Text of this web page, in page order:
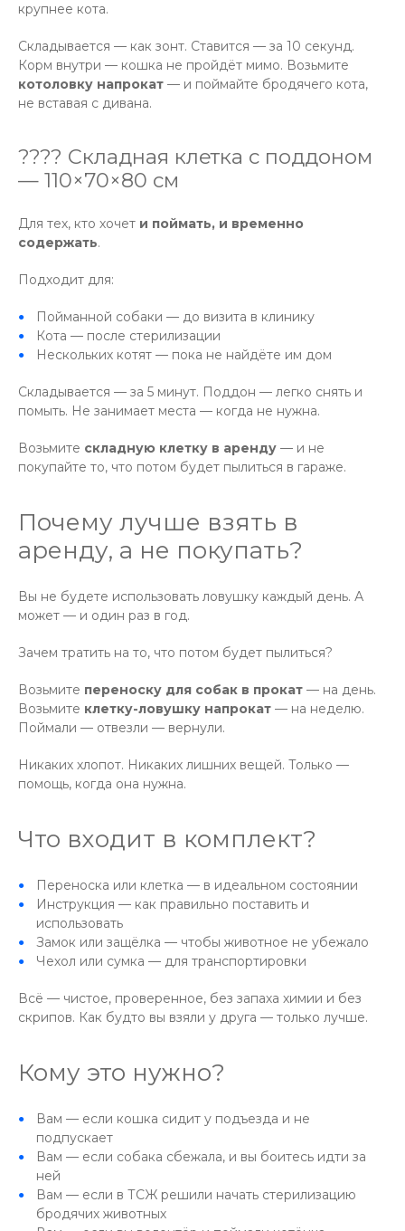
крупнее кота.
Складывается — как зонт. Ставится — за 10 секунд.
Корм внутри — кошка не пройдёт мимо. Возьмите
котоловку напрокат — и поймайте бродячего кота,
не вставая с дивана.
???? Складная клетка с поддоном
— 110×70×80 см
Для тех, кто хочет и поймать, и временно
содержать.
Подходит для:
Пойманной собаки — до визита в клинику
Кота — после стерилизации
Нескольких котят — пока не найдёте им дом
Складывается — за 5 минут. Поддон — легко снять и
помыть. Не занимает места — когда не нужна.
Возьмите складную клетку в аренду — и не
покупайте то, что потом будет пылиться в гараже.
Почему лучше взять в
аренду, а не покупать?
Вы не будете использовать ловушку каждый день. А
может — и один раз в год.
Зачем тратить на то, что потом будет пылиться?
Возьмите переноску для собак в прокат — на день.
Возьмите клетку-ловушку напрокат — на неделю.
Поймали — отвезли — вернули.
Никаких хлопот. Никаких лишних вещей. Только —
помощь, когда она нужна.
Что входит в комплект?
Переноска или клетка — в идеальном состоянии
Инструкция — как правильно поставить и
использовать
Замок или защёлка — чтобы животное не убежало
Чехол или сумка — для транспортировки
Всё — чистое, проверенное, без запаха химии и без
скрипов. Как будто вы взяли у друга — только лучше.
Кому это нужно?
Вам — если кошка сидит у подъезда и не
подпускает
Вам — если собака сбежала, и вы боитесь идти за
ней
Вам — если в ТСЖ решили начать стерилизацию
бродячих животных